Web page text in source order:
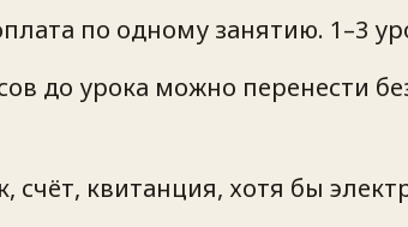
по одному занятию. 1–3
до урока можно перенести
счёт, квитанция, хотя бы